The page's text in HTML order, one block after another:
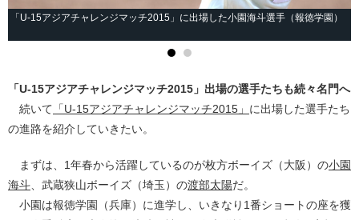
「U-15アジアチャレンジマッチ2015」に出場した小園海斗選手（報徳学園）
「U-15アジアチャレンジマッチ2015」出場の選手たちも続々名門へ
続いて 「U-15アジアチャレンジマッチ2015」 に出場した選手たち
の進路を紹介していきたい。
まずは、1年春から活躍しているのが枚方ボーイズ（大阪）の小園
海斗 、武蔵狭山ボーイズ（埼玉）の渡部太陽だ。
小園は報徳学園（兵庫）に進学し、いきなり1番ショートの座を獲